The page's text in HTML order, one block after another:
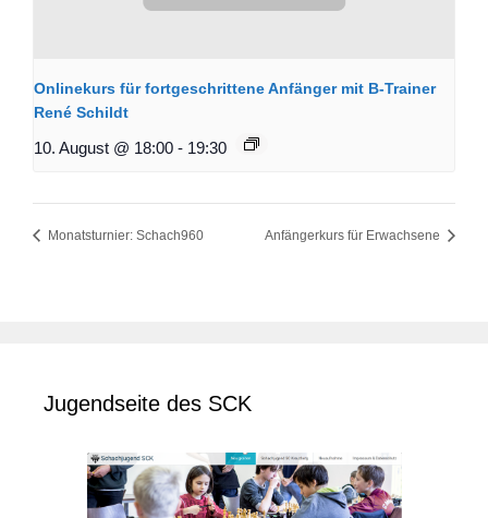
Onlinekurs für fortgeschrittene Anfänger mit B-Trainer
René Schildt
10. August @ 18:00 - 19:30
Monatsturnier: Schach960 Anfängerkurs für Erwachsene
Jugendseite des SCK